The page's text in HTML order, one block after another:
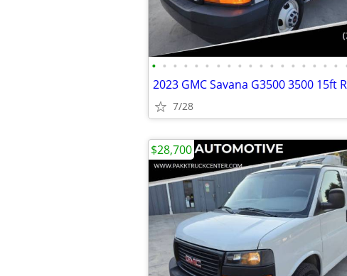
• • • • • • • • • • • • • • • • • •
7/28
$28,700